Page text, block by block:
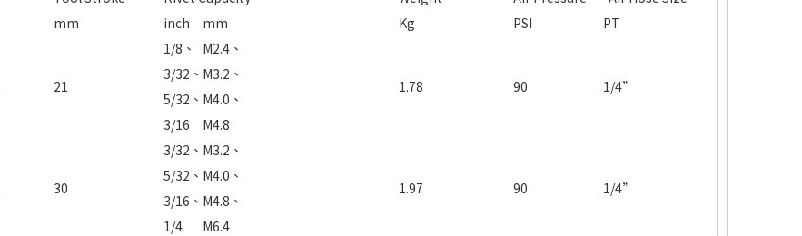
mm
inch mm Kg PSI PT
21
1/8、
3/32、
5/32、
3/16
M2.4、
M3.2、
M4.0、
M4.8
1.78 90 1/4”
30
3/32、
5/32、
3/16、
1/4
M3.2、
M4.0、
M4.8、
M6.4
1.97 90 1/4”